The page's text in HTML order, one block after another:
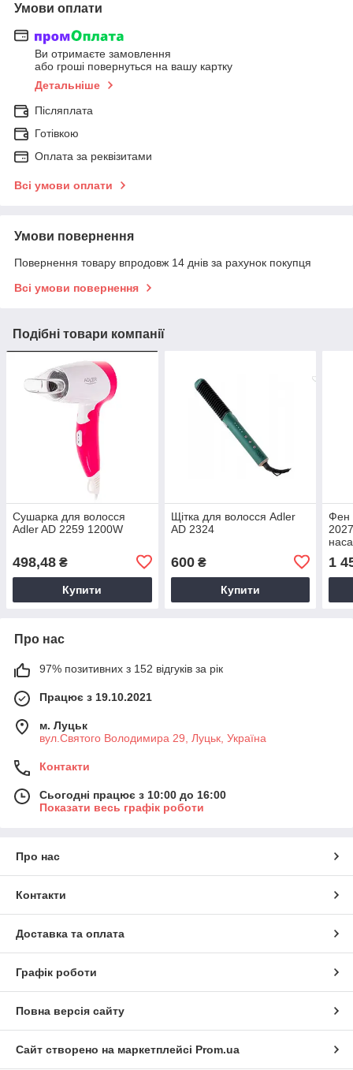
Умови оплати
Ви отримаєте замовлення
або гроші повернуться на вашу картку
Детальніше
Післяплата
Готівкою
Оплата за реквізитами
Всі умови оплати
Умови повернення
Повернення товару впродовж 14 днів за рахунок покупця
Всі умови повернення
Подібні товари компанії
Сушарка для волосся
Adler AD 2259 1200W
498,48 ₴
Купити
Щітка для волосся Adler
AD 2324
600₴
Купити
Фен
1
Про нас
97% позитивних з 152 відгуків за рік
Працює з 19.10.2021
м. Луцьк
вул.Святого Володимира 29, Луцьк, Україна
Контакти
Сьогодні працює з 10:00 до 16:00
Показати весь графік роботи
Про нас
Контакти
Доставка та оплата
Графік роботи
Повна версія сайту
Сайт створено на маркетплейсі Prom.ua